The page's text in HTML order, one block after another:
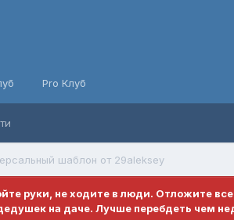
Pro Клуб
шаблон от 29aleksey
руки, не ходите в люди. Отложите
на даче. Лучше перебдеть чем